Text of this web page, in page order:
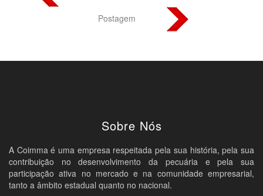
Postagem
Sobre Nós
A Coimma é uma empresa respeitada pela sua história, pela sua
contribuição no desenvolvimento da pecuária e pela sua
participação ativa no mercado e na comunidade empresarial,
tanto a âmbito estadual quanto no nacional.